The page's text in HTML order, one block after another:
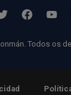
Todos os